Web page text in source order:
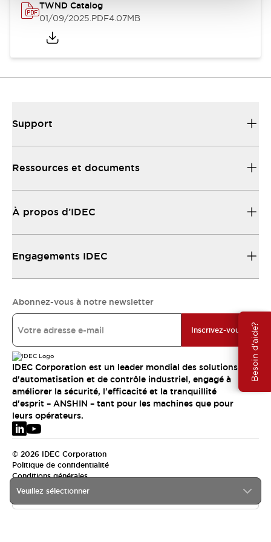
Besoin d'aide?
TWND Catalog
01/09/2025.PDF4.07MB
Veuillez sélectionner
Support
Ressources et documents
À propos d’IDEC
Engagements IDEC
Abonnez-vous à notre newsletter
Inscrivez-vous
IDEC Corporation est un leader mondial des solutions
d'automatisation et de contrôle industriel, engagé à
améliorer la sécurité, l'efficacité et la tranquillité
d'esprit – ANSHIN – tant pour les machines que pour
leurs opérateurs.
© 2026 IDEC Corporation
Politique de confidentialité
Conditions générales
EMEA